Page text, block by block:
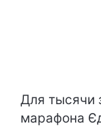
Для тысячи
марафона